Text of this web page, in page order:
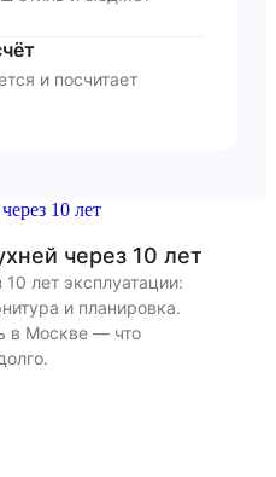
и посчитает
через 10 лет
лет эксплуатации:
и планировка.
в Москве — что